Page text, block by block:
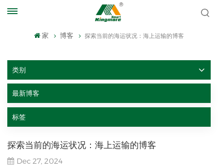
家 博客 探索当前的海运状况：海上运输的博客
类别
最新博客
标签
探索当前的海运状况：海上运输的博客
Dec 27, 2024